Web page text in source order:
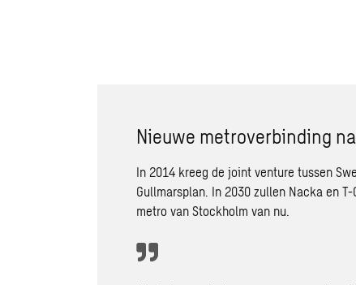
Nieuwe metroverbinding
In 2014 kreeg de joint venture tussen
Gullmarsplan. In 2030 zullen Nacka en
metro van Stockholm van nu.